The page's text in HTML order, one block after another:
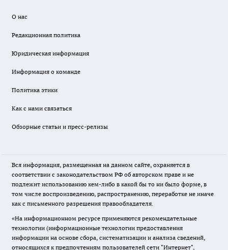
О нас
Редакционная политика
Юридическая информация
Информация о команде
Политика этики
Как с нами связаться
Обзорные статьи и пресс-релизы
Вся информация, размещенная на данном сайте, охраняется в
соответствии с законодательством РФ об авторском праве и не
подлежит использованию кем-либо в какой бы то ни было форме, в
том числе воспроизведению, распространению, переработке не иначе
как с письменного разрешения правообладателя.
«На информационном ресурсе применяются рекомендательные
технологии (информационные технологии предоставления
информации на основе сбора, систематизации и анализа сведений,
относящихся к предпочтениям пользователей сети "Интернет",